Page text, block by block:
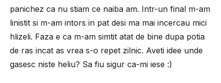
panichez ca nu stiam ce naiba am. Intr-un final m-am
linistit si m-am intors in pat desi ma mai incercau mici
hlizeli. Faza e ca m-am simtit atat de bine dupa potia
de ras incat as vrea s-o repet zilnic. Aveti idee unde
gasesc niste heliu? Sa fiu sigur ca-mi iese :)